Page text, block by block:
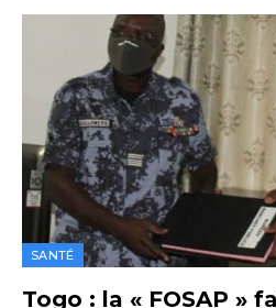
SANTÉ
Togo : la « FOSAP »